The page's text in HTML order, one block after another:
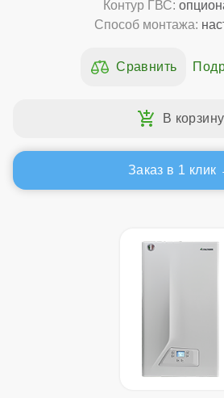
Контур ГВС:
Способ монтажа:
Заказ в 1 клик